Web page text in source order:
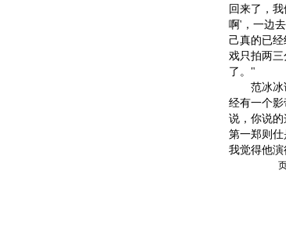
回来了，
啊'，一边
己真的已
戏只拍两
了。"
范冰冰说
经有一个
说，你说
第一郑则
我觉得他演